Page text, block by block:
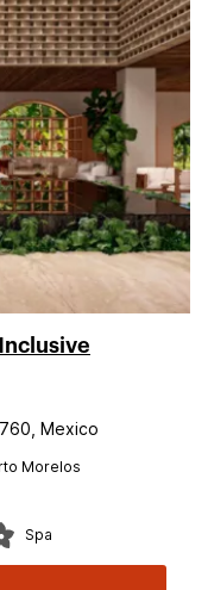
Mexico
Morelos
Spa